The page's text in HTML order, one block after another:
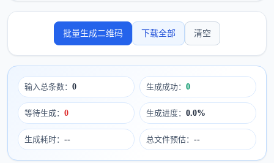
批量生成二维码 下载全部 清空
输入总条数： 0 生成成功： 0
等待生成： 0 生成进度： 0.0%
生成耗时： -- 总文件预估： --